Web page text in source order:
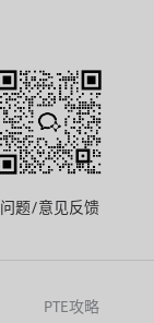
问题/意见反馈
PTE攻略